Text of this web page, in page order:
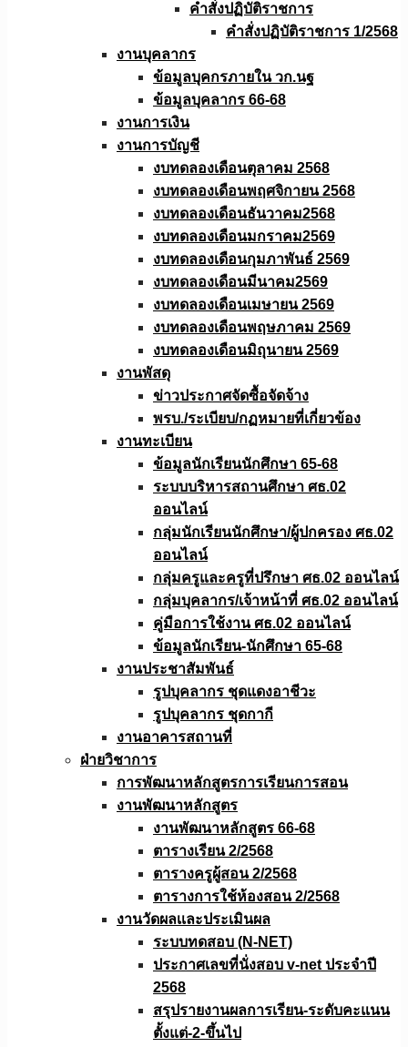
คำสั่งปฏิบัติราชการ
คำสั่งปฏิบัติราชการ 1/2568
งานบุคลากร
ข้อมูลบุคกรภายใน วก.นฐ
ข้อมูลบุคลากร 66-68
งานการเงิน
งานการบัญชี
งบทดลองเดือนตุลาคม 2568
งบทดลองเดือนพฤศจิกายน 2568
งบทดลองเดือนธันวาคม2568
งบทดลองเดือนมกราคม2569
งบทดลองเดือนกุมภาพันธ์ 2569
งบทดลองเดือนมีนาคม2569
งบทดลองเดือนเมษายน 2569
งบทดลองเดือนพฤษภาคม 2569
งบทดลองเดือนมิถุนายน 2569
งานพัสดุ
ข่าวประกาศจัดซื้อจัดจ้าง
พรบ./ระเบียบ/กฏหมายที่เกี่ยวข้อง
งานทะเบียน
ข้อมูลนักเรียนนักศึกษา 65-68
ระบบบริหารสถานศึกษา ศธ.02
ออนไลน์
กลุ่มนักเรียนนักศึกษา/ผู้ปกครอง ศธ.02
ออนไลน์
กลุ่มครูและครูที่ปรึกษา ศธ.02 ออนไลน์
กลุ่มบุคลากร/เจ้าหน้าที่ ศธ.02 ออนไลน์
คู่มือการใช้งาน ศธ.02 ออนไลน์
ข้อมูลนักเรียน-นักศึกษา 65-68
งานประชาสัมพันธ์
รูปบุคลากร ชุดแดงอาชีวะ
รูปบุคลากร ชุดกากี
งานอาคารสถานที่
ฝ่ายวิชาการ
การพัฒนาหลักสูตรการเรียนการสอน
งานพัฒนาหลักสูตร
งานพัฒนาหลักสูตร 66-68
ตารางเรียน 2/2568
ตารางครูผู้สอน 2/2568
ตารางการใช้ห้องสอน 2/2568
งานวัดผลเเละประเมินผล
ระบบทดสอบ (N-NET)
ประกาศเลขที่นั่งสอบ v-net ประจำปี
2568
สรุปรายงานผลการเรียน-ระดับคะแนน
ตั้งแต่-2-ขึ้นไป